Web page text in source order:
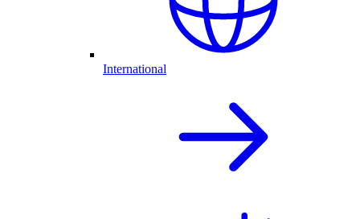
International